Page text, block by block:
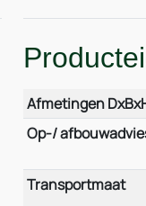
Afmetingen
Op-/
Transportmaat